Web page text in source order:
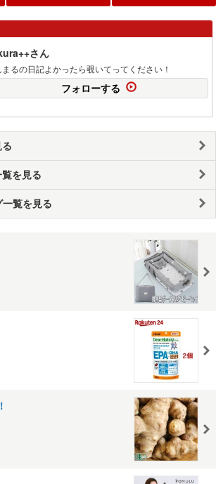
さん
まるの日記よかったら覗いてってください！
フォローする
を見る
覧を見る